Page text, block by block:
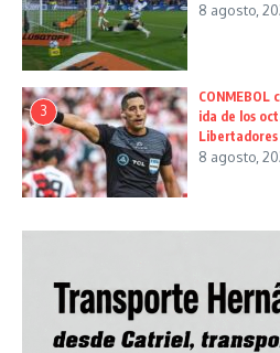
8 agosto,
3
ida de los
Libertadores
8 agosto,